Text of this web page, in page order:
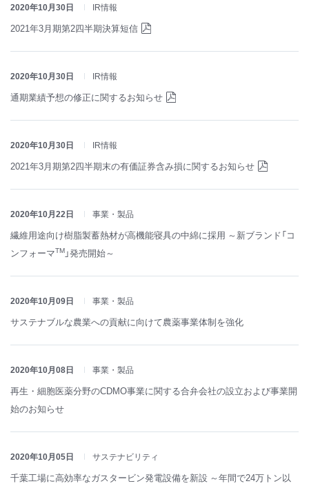
2020年10月30日 IR情報
2021年3月期第2四半期決算短信
2020年10月30日 IR情報
通期業績予想の修正に関するお知らせ
2020年10月30日 IR情報
2021年3月期第2四半期末の有価証券含み損に関するお知らせ
2020年10月22日 事業・製品
繊維用途向け樹脂製蓄熱材が高機能寝具の中綿に採用 ～新ブランド「コ
ンフォーマTM 」発売開始～
2020年10月09日 事業・製品
サステナブルな農業への貢献に向けて農薬事業体制を強化
2020年10月08日 事業・製品
再生・細胞医薬分野のCDMO事業に関する合弁会社の設立および事業開
始のお知らせ
2020年10月05日 サステナビリティ
千葉工場に高効率なガスタービン発電設備を新設 ～年間で24万トン以